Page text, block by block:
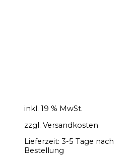
inkl. 19 % MwSt.
zzgl. Versandkosten
Lieferzeit: 3-5 Tage nach
Bestellung